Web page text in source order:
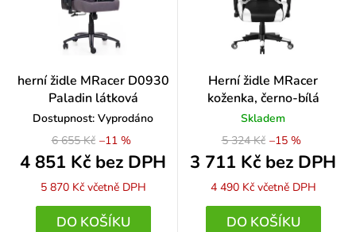
herní židle MRacer D0930
Paladin látková
Dostupnost: Vyprodáno
6 655 Kč
4 851 Kč bez DPH
5 870 Kč včetně DPH
–11 %
DO KOŠÍKU
Herní židle MRacer
koženka, černo-bílá
Skladem
5 324 Kč
3 711 Kč bez DPH
4 490 Kč včetně DPH
–15 %
DO KOŠÍKU